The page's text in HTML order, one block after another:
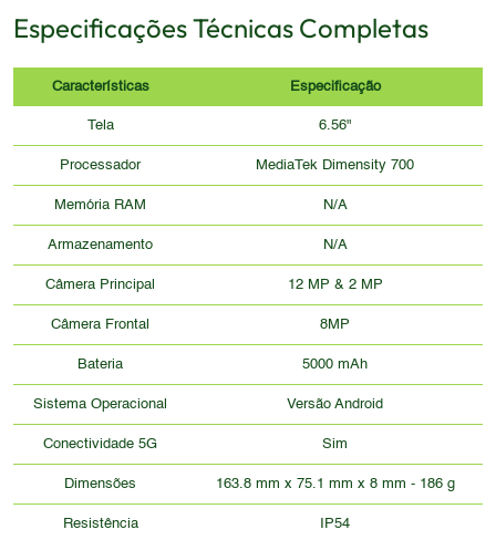
Especificações Técnicas Completas
Características Especificação
Tela 6.56"
Processador MediaTek Dimensity 700
Memória RAM N/A
Armazenamento N/A
Câmera Principal 12 MP & 2 MP
Câmera Frontal 8MP
Bateria 5000 mAh
Sistema Operacional Versão Android
Conectividade 5G Sim
Dimensões 163.8 mm x 75.1 mm x 8 mm - 186 g
Resistência IP54